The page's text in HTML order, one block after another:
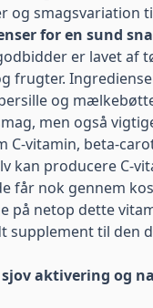
og smagsvariation
for en sund
er lavet af
frugter.
og
men også
vitamin, beta-
kan producere C-
får nok gennem
på netop dette
supplement til den
aktivering og